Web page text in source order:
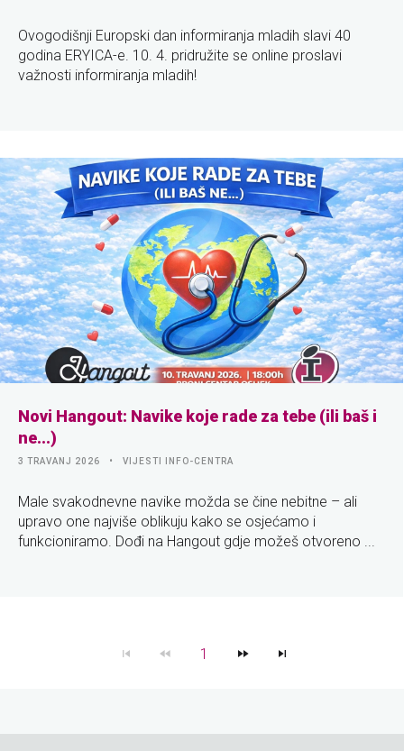
Ovogodišnji Europski dan informiranja mladih slavi 40
godina ERYICA-e. 10. 4. pridružite se online proslavi
važnosti informiranja mladih!
Novi Hangout: Navike koje rade za tebe (ili baš i
ne...)
3 TRAVANJ 2026 VIJESTI INFO-CENTRA
Male svakodnevne navike možda se čine nebitne – ali
upravo one najviše oblikuju kako se osjećamo i
funkcioniramo. Dođi na Hangout gdje možeš otvoreno ...
1